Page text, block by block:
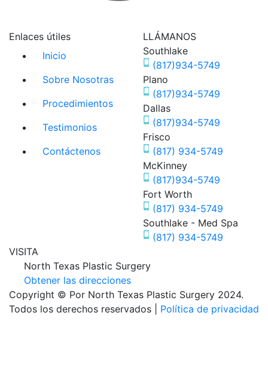
Enlaces útiles
Inicio
Sobre Nosotras
Procedimientos
Testimonios
Contáctenos
LLÁMANOS
Southlake
(817)934-5749
Plano
(817)934-5749
Dallas
(817)934-5749
Frisco
(817) 934-5749
McKinney
(817)934-5749
Fort Worth
(817) 934-5749
Southlake - Med Spa
(817) 934-5749
VISITA
North Texas Plastic Surgery
Obtener las direcciones
Copyright © Por North Texas Plastic Surgery 2024.
Todos los derechos reservados | Política de privacidad